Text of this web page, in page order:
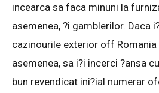
incearca sa faca minuni la
asemenea, ?i gamblerilor. Daca
cazinourile exterior off Romania
asemenea, sa i?i incerci ?ansa
bun revendicat ini?ial numerar